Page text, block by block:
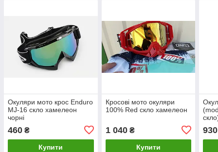
Окуляри мото крос Enduro
MJ-16 скло хамелеон
чорні
460 ₴
Купити
Кросові мото окуляри
100% Red скло хамелеон
1 040₴
Купити
930